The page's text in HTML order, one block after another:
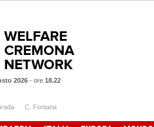
2026 - ore 18.22
C. Fontana